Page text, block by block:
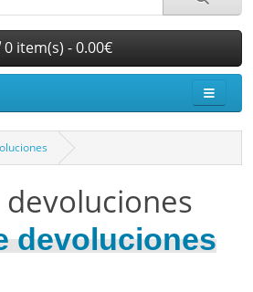
0 item(s) - 0.00€
devoluciones